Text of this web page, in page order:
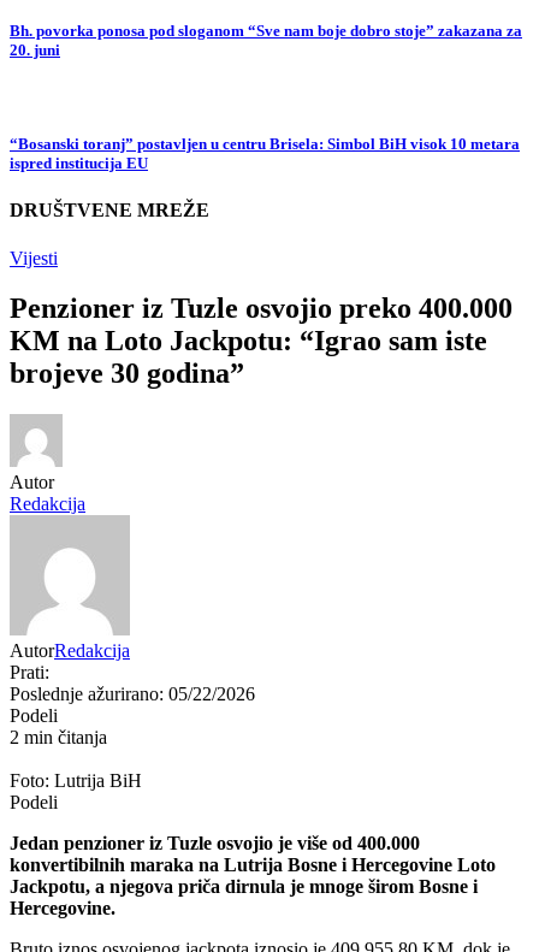
Bh. povorka ponosa pod sloganom “Sve nam boje dobro stoje” zakazana za
20. juni
“Bosanski toranj” postavljen u centru Brisela: Simbol BiH visok 10 metara
ispred institucija EU
DRUŠTVENE MREŽE
Vijesti
Penzioner iz Tuzle osvojio preko 400.000
KM na Loto Jackpotu: “Igrao sam iste
brojeve 30 godina”
Autor
Redakcija
AutorRedakcija
Prati:
Poslednje ažurirano: 05/22/2026
Podeli
2 min čitanja
Foto: Lutrija BiH
Podeli
Jedan penzioner iz Tuzle osvojio je više od 400.000
konvertibilnih maraka na Lutrija Bosne i Hercegovine Loto
Jackpotu, a njegova priča dirnula je mnoge širom Bosne i
Hercegovine.